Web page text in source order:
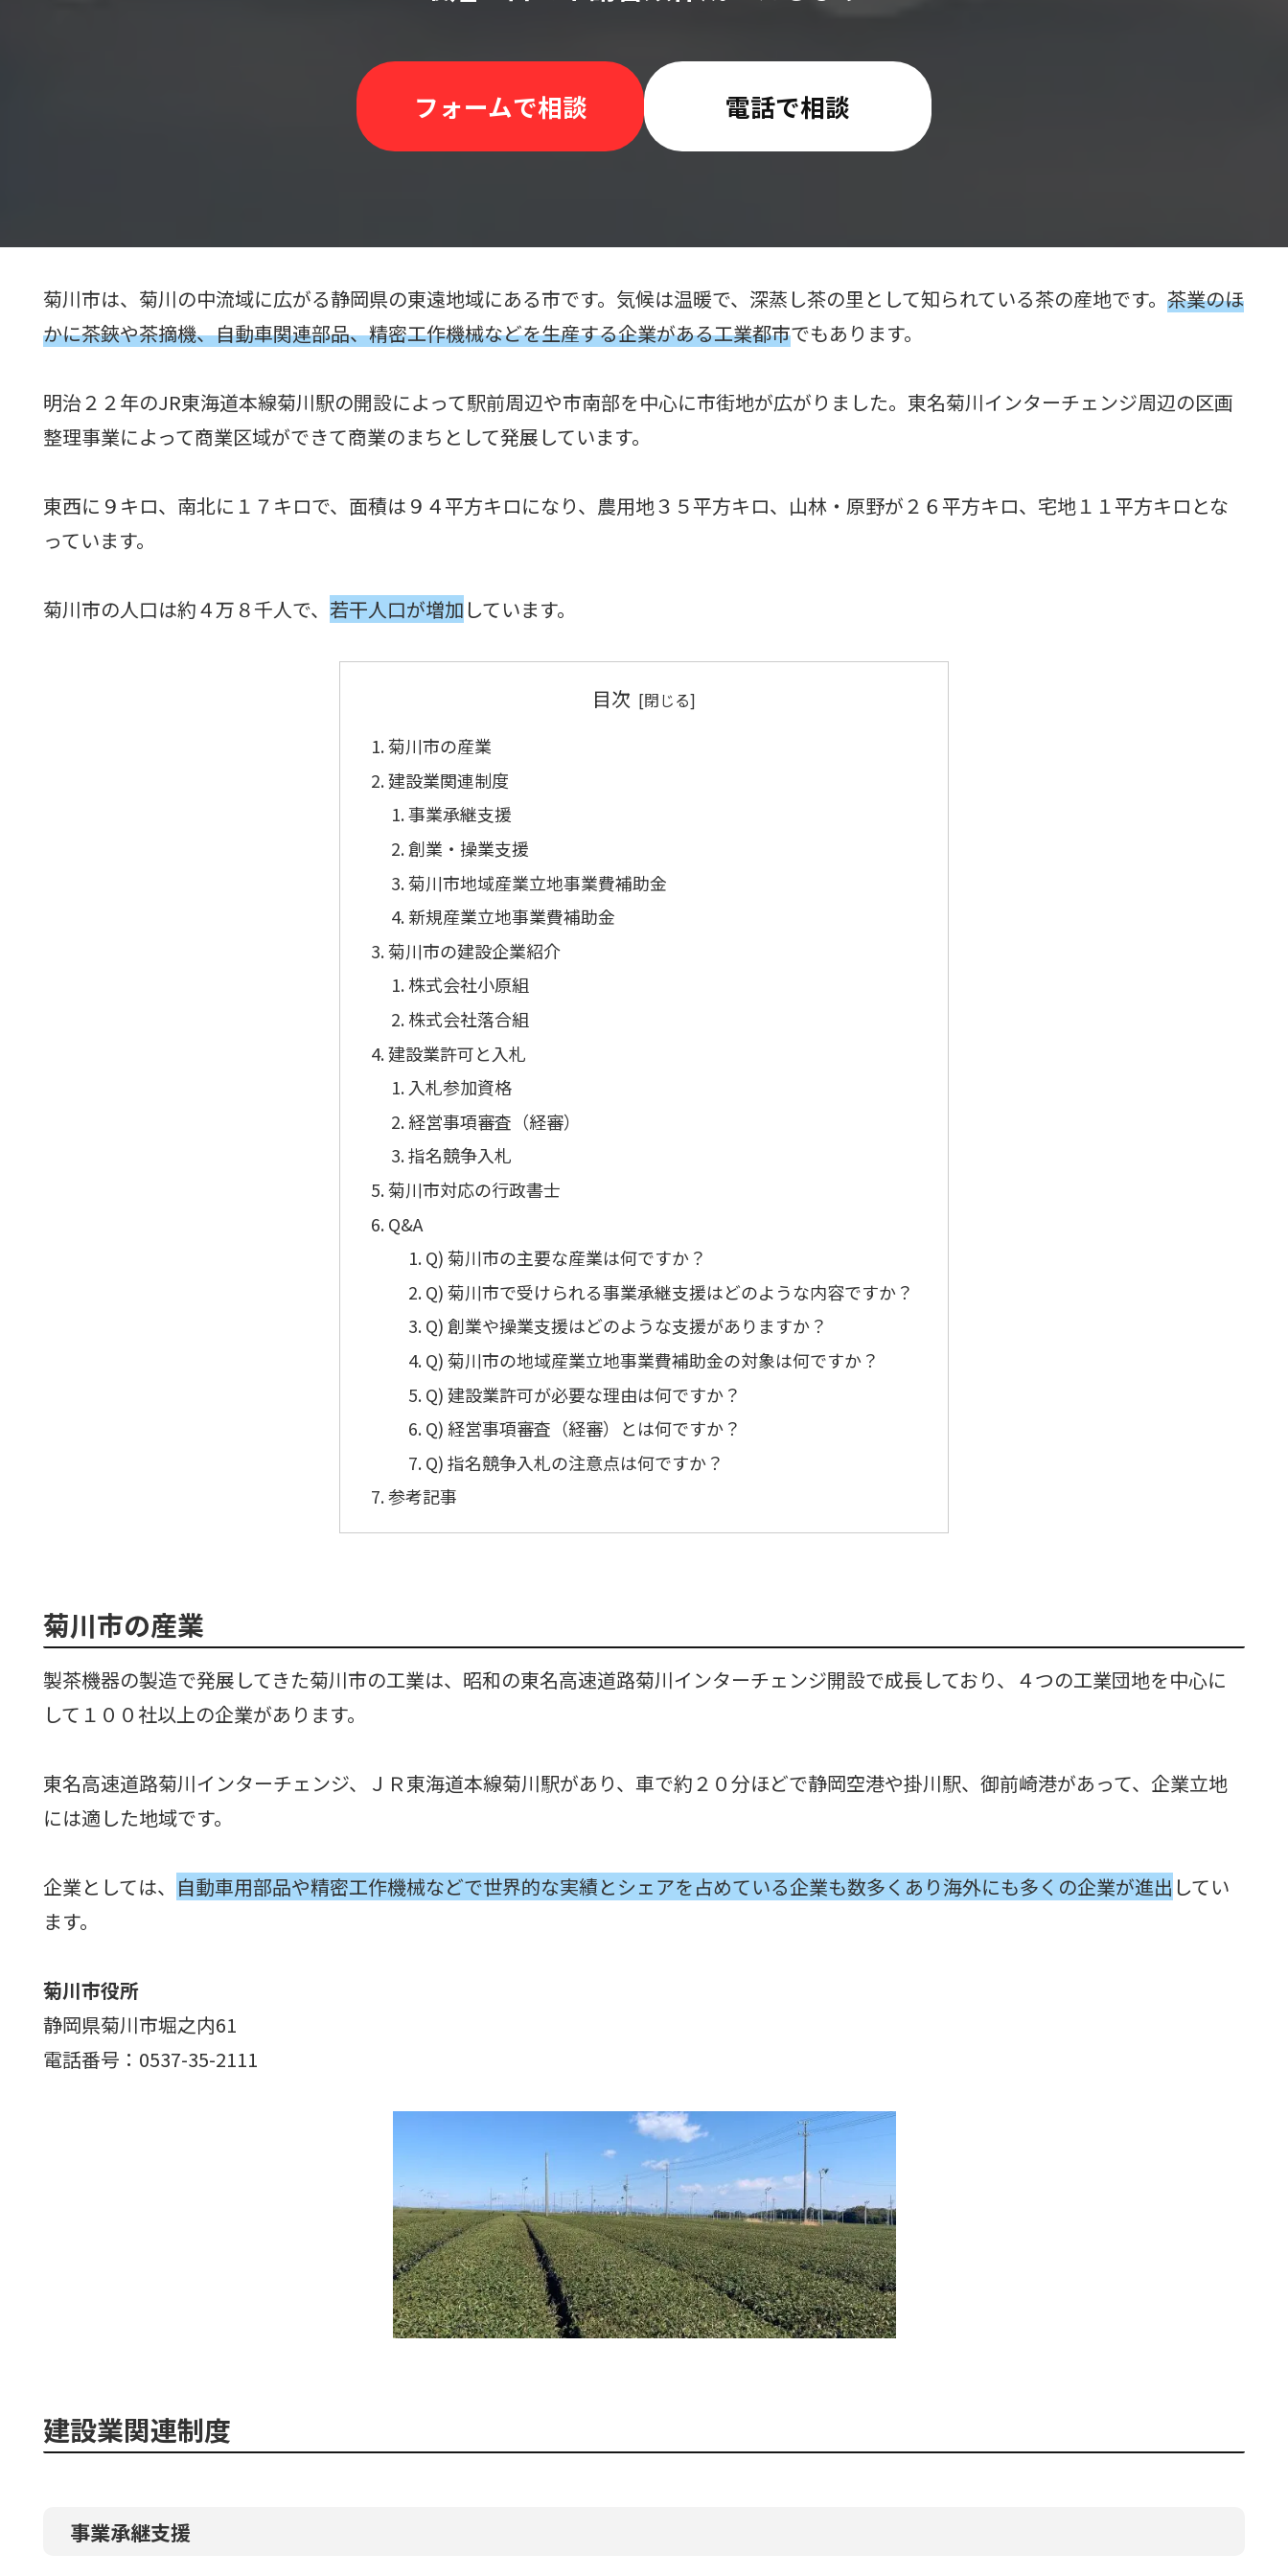
フォームで相談 電話で相談
菊川市は、菊川の中流域に広がる静岡県の東遠地域にある市です。気候は温暖で、深蒸し茶の里として知られている茶の産地です。 茶業のほ
かに茶鋏や茶摘機、自動車関連部品、精密工作機械などを生産する企業がある工業都市でもあります。
明治２２年のJR東海道本線菊川駅の開設によって駅前周辺や市南部を中心に市街地が広がりました。東名菊川インターチェンジ周辺の区画
整理事業によって商業区域ができて商業のまちとして発展しています。
東西に９キロ、南北に１７キロで、面積は９４平方キロになり、農用地３５平方キロ、山林・原野が２６平方キロ、宅地１１平方キロとな
っています。
菊川市の人口は約４万８千人で、 若干人口が増加 しています。
目次
菊川市の産業
建設業関連制度
事業承継支援
創業・操業支援
菊川市地域産業立地事業費補助金
新規産業立地事業費補助金
菊川市の建設企業紹介
株式会社小原組
株式会社落合組
建設業許可と入札
入札参加資格
経営事項審査（経審）
指名競争入札
菊川市対応の行政書士
Q&A
Q) 菊川市の主要な産業は何ですか？
Q) 菊川市で受けられる事業承継支援はどのような内容ですか？
Q) 創業や操業支援はどのような支援がありますか？
Q) 菊川市の地域産業立地事業費補助金の対象は何ですか？
Q) 建設業許可が必要な理由は何ですか？
Q) 経営事項審査（経審）とは何ですか？
Q) 指名競争入札の注意点は何ですか？
参考記事
菊川市の産業
製茶機器の製造で発展してきた菊川市の工業は、昭和の東名高速道路菊川インターチェンジ開設で成長しており、４つの工業団地を中心に
して１００社以上の企業があります。
東名高速道路菊川インターチェンジ、ＪＲ東海道本線菊川駅があり、車で約２０分ほどで静岡空港や掛川駅、御前崎港があって、企業立地
には適した地域です。
企業としては、 自動車用部品や精密工作機械などで世界的な実績とシェアを占めている企業も数多くあり海外にも多くの企業が進出 してい
ます。
菊川市役所
静岡県菊川市堀之内61
電話番号：0537-35-2111
建設業関連制度
事業承継支援